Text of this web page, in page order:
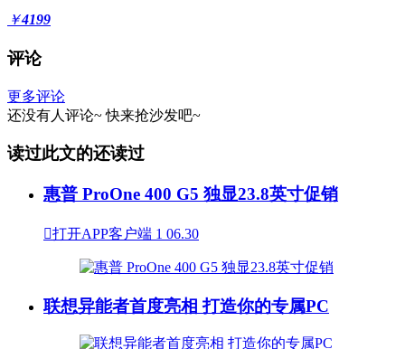
￥4199
评论
更多评论
还没有人评论~ 快来抢沙发吧~
读过此文的还读过
惠普 ProOne 400 G5 独显23.8英寸促销
打开APP客户端 1 06.30
联想异能者首度亮相 打造你的专属PC